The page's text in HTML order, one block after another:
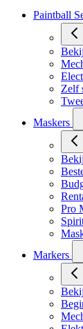
Paintball
Zelf
Maskers
Pro
Markers